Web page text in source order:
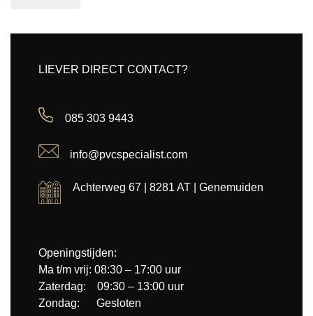
LIEVER DIRECT CONTACT?
085 303 9443
info@pvcspecialist.com
Achterweg 67 | 8281 AT | Genemuiden
Openingstijden:
Ma t/m vrij: 08:30 – 17:00 uur
Zaterdag: 09:30 – 13:00 uur
Zondag: Gesloten